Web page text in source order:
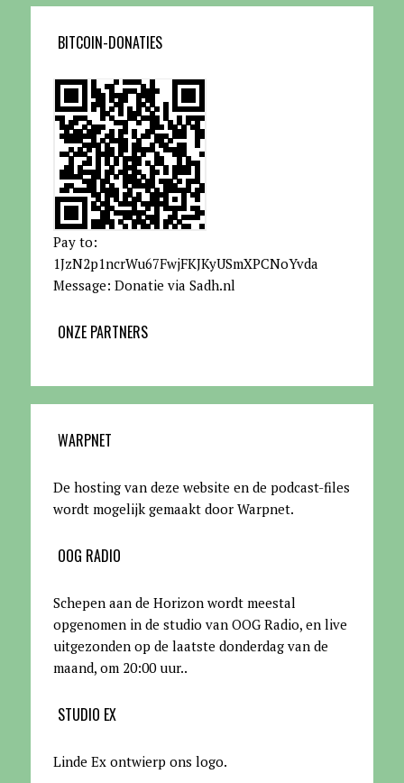
BITCOIN-DONATIES
Pay to:
1JzN2p1ncrWu67FwjFKJKyUSmXPCNoYvda
Message: Donatie via Sadh.nl
ONZE PARTNERS
WARPNET
De hosting van deze website en de podcast-files
wordt mogelijk gemaakt door Warpnet.
OOG RADIO
Schepen aan de Horizon wordt meestal
opgenomen in de studio van OOG Radio, en live
uitgezonden op de laatste donderdag van de
maand, om 20:00 uur..
STUDIO EX
Linde Ex ontwierp ons logo.